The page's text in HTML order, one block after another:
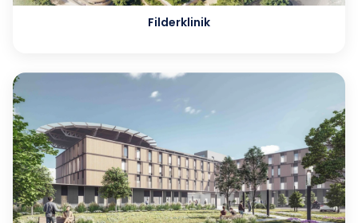
Filderklinik